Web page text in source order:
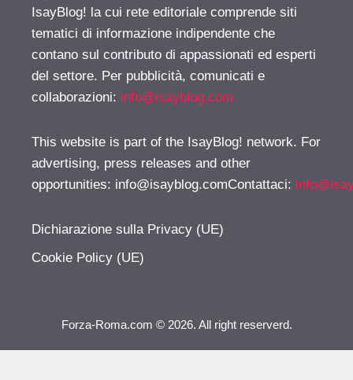
IsayBlog! la cui rete editoriale comprende siti
tematici di informazione indipendente che
contano sul contributo di appassionati ed esperti
del settore. Per pubblicità, comunicati e
collaborazioni: info@isayblog.com
This website is part of the IsayBlog! network. For
advertising, press releases and other
opportunities: info@isayblog.comContattaci:
Dichiarazione sulla Privacy (UE)
Cookie Policy (UE)
Forza-Roma.com © 2026. All right reserverd.